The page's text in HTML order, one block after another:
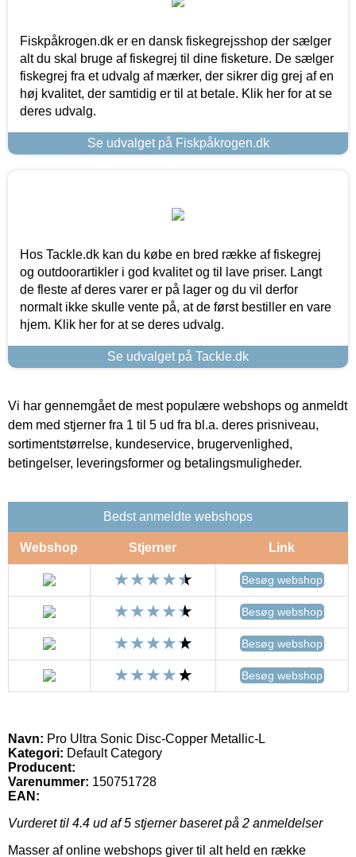
Fiskpåkrogen.dk er en dansk fiskegrejsshop der sælger
alt du skal bruge af fiskegrej til dine fisketure. De sælger
fiskegrej fra et udvalg af mærker, der sikrer dig grej af en
høj kvalitet, der samtidig er til at betale. Klik her for at se
deres udvalg.
Se udvalget på Fiskpåkrogen.dk
Hos Tackle.dk kan du købe en bred række af fiskegrej
og outdoorartikler i god kvalitet og til lave priser. Langt
de fleste af deres varer er på lager og du vil derfor
normalt ikke skulle vente på, at de først bestiller en vare
hjem. Klik her for at se deres udvalg.
Se udvalget på Tackle.dk
Vi har gennemgået de mest populære webshops og anmeldt
dem med stjerner fra 1 til 5 ud fra bl.a. deres prisniveau,
sortimentstørrelse, kundeservice, brugervenlighed,
betingelser, leveringsformer og betalingsmuligheder.
Bedst anmeldte webshops
Webshop Stjerner Link
Besøg webshop
Besøg webshop
Besøg webshop
Besøg webshop
Navn: Pro Ultra Sonic Disc-Copper Metallic-L
Kategori: Default Category
Producent:
Varenummer: 150751728
EAN:
Vurderet til 4.4 ud af 5 stjerner baseret på 2 anmeldelser
Masser af online webshops giver til alt held en række